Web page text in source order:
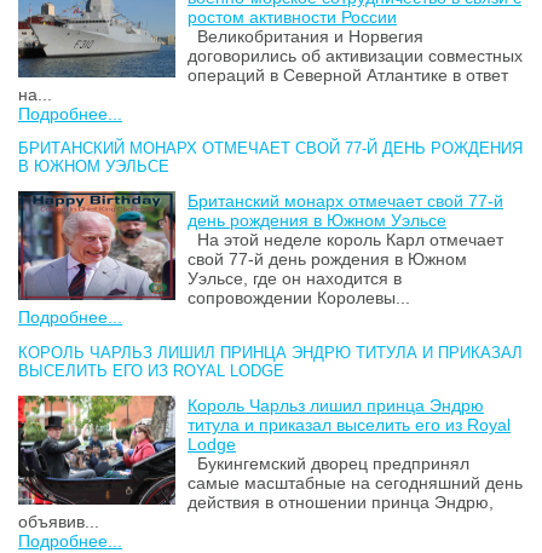
ростом активности России
Великобритания и Норвегия
договорились об активизации совместных
операций в Северной Атлантике в ответ
на...
Подробнее...
БРИТАНСКИЙ МОНАРХ ОТМЕЧАЕТ СВОЙ 77-Й ДЕНЬ РОЖДЕНИЯ
В ЮЖНОМ УЭЛЬСЕ
Британский монарх отмечает свой 77-й
день рождения в Южном Уэльсе
На этой неделе король Карл отмечает
свой 77-й день рождения в Южном
Уэльсе, где он находится в
сопровождении Королевы...
Подробнее...
КОРОЛЬ ЧАРЛЬЗ ЛИШИЛ ПРИНЦА ЭНДРЮ ТИТУЛА И ПРИКАЗАЛ
ВЫСЕЛИТЬ ЕГО ИЗ ROYAL LODGE
Король Чарльз лишил принца Эндрю
титула и приказал выселить его из Royal
Lodge
Букингемский дворец предпринял
самые масштабные на сегодняшний день
действия в отношении принца Эндрю,
объявив...
Подробнее...